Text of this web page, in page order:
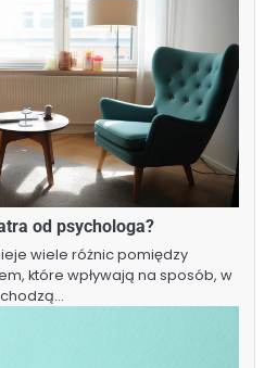
od psychologa?
wiele różnic pomiędzy
które wpływają na sposób, w